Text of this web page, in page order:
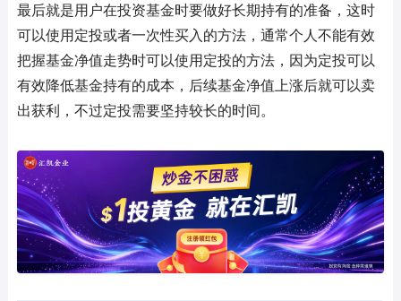
最后就是用户在投资基金时要做好长期持有的准备，这时
可以使用定投或者一次性买入的方法，通常个人不能有效
把握基金净值走势时可以使用定投的方法，因为定投可以
有效降低基金持有的成本，后续基金净值上涨后就可以卖
出获利，不过定投需要坚持较长的时间。